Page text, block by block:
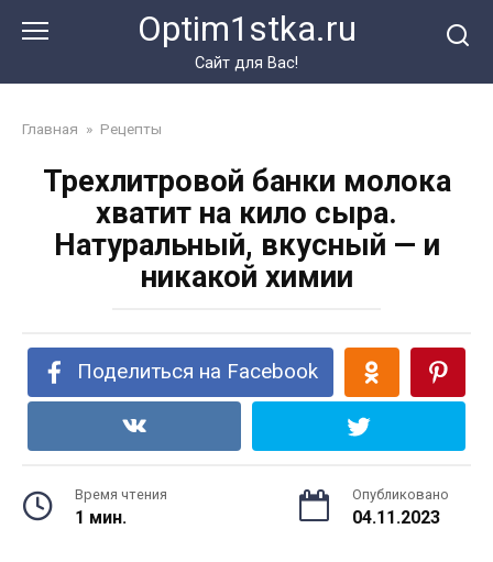
Optim1stka.ru
Сайт для Вас!
Главная » Рецепты
Трехлитровой банки молока
хватит на кило сыра.
Натуральный, вкусный — и
никакой химии
Поделиться на Facebook
Время чтения
1 мин.
Опубликовано
04.11.2023